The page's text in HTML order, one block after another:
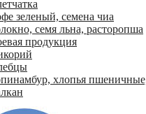
зеленый, семена чиа
семя льна, расторопша
продукция
хлопья